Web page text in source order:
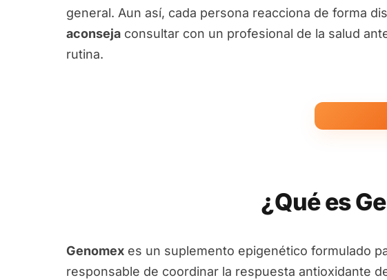
general. Aun así, cada persona reacciona de forma
aconseja consultar con un profesional de la salud
rutina.
¿Qué es
Genomex es un suplemento epigenético formulado
responsable de coordinar la respuesta antioxidante